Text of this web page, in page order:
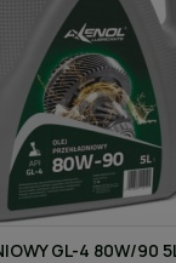
GL-4 80W/90